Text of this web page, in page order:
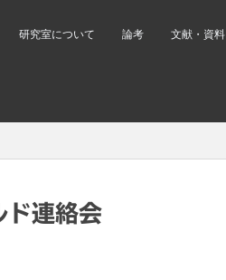
研究室について 論考 文献・資料
連絡会